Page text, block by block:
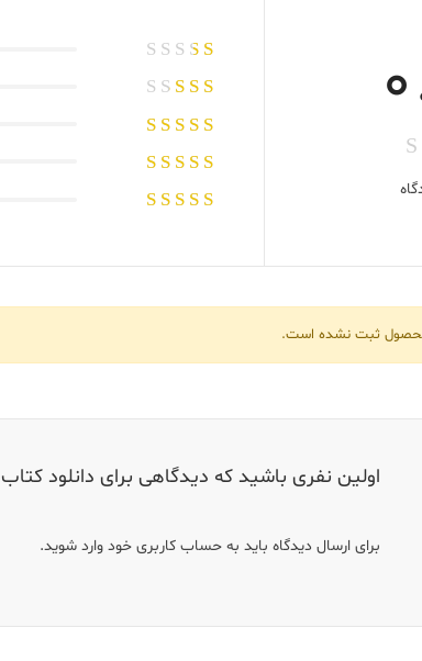
محصول ثبت نشده است.
اولین نفری باشید که دیدگاهی برای دانلود کتاب Horse اثر Geraldine Brooks ارسال می کنید;
برای ارسال دیدگاه باید به حساب کاربری خود وارد شوید.